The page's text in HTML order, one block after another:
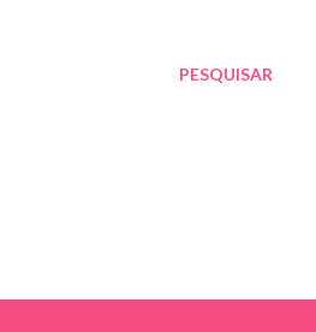
PESQUISAR